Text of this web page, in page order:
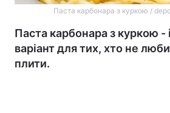
Паста карбонара з куркою /
Паста карбонара з куркою -
варіант для тих, хто не
плити.